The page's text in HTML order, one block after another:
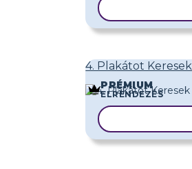
4. Plakátot Keresek
PRÉMIUM
ELRENDEZÉS